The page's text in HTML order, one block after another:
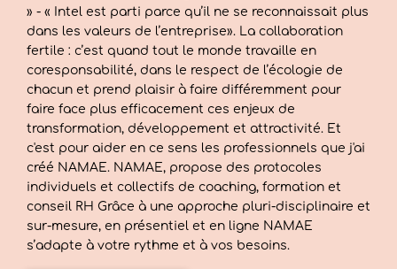
» - « Intel est parti parce qu’il ne se reconnaissait plus
dans les valeurs de l’entreprise». La collaboration
fertile : c’est quand tout le monde travaille en
coresponsabilité, dans le respect de l’écologie de
chacun et prend plaisir à faire différemment pour
faire face plus efficacement ces enjeux de
transformation, développement et attractivité. Et
c'est pour aider en ce sens les professionnels que j'ai
créé NAMAE. NAMAE, propose des protocoles
individuels et collectifs de coaching, formation et
conseil RH Grâce à une approche pluri-disciplinaire et
sur-mesure, en présentiel et en ligne NAMAE
s’adapte à votre rythme et à vos besoins.